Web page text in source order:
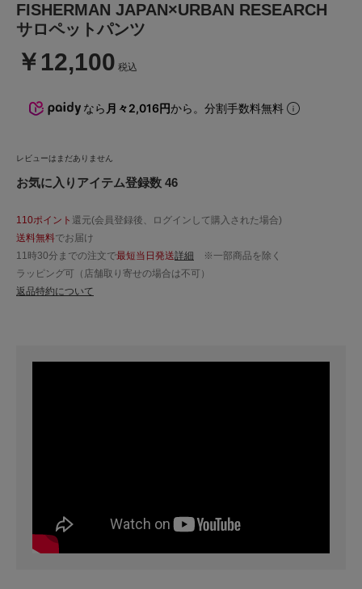
FISHERMAN JAPAN×URBAN RESEARCH
サロペットパンツ
￥12,100 税込
なら 月々2,016円から。分割手数料無料
レビューはまだありません
お気に入りアイテム登録数 46
110ポイント 還元(会員登録後、ログインして購入された場合)
送料無料でお届け
11時30分までの注文で最短当日発送詳細 ※一部商品を除く
ラッピング可（店舗取り寄せの場合は不可）
返品特約について